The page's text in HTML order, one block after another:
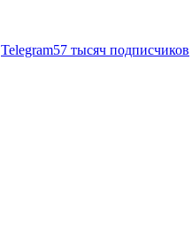
Telegram57 тысяч подписчиков